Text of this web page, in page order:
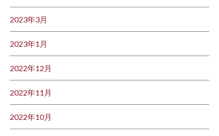
2023年3月
2023年1月
2022年12月
2022年11月
2022年10月